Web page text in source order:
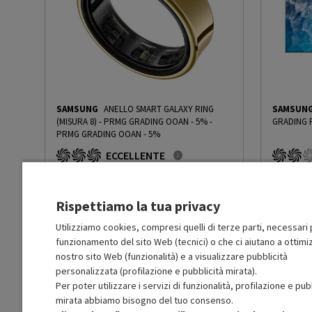
Quantità di gas presente
nell'unità esterna(Kg.)
0,7
Consumo energetico annuale
Consumo energetico annuale
riscaldamento (kWh)
770
Rumorosità in raffreddamento
max UI (dBA)
56
Capacità nominale
raffreddamento (Btu/h)
12000
SAMSUNG ANELLO SMART GALAXY RING
(MISURA 8) - PRMG GRADING OOAN - 5%-
PRMG GRADING OOAN - 5%
ECCELLENTE
N: Prodotto funzionante
Prodotto Nuovo 449.00 -5%
Ricondizionato Prezzo ridotto da
426.55a-50%
In Promozione 213.27
Aggiungi al carrello
GRADING
In
Rispettiamo la tua privacy
Utilizziamo cookies, compresi quelli di terze parti, necessari
funzionamento del sito Web (tecnici) o che ci aiutano a
nostro sito Web (funzionalità) e a visualizzare pubblicità
personalizzata (profilazione e pubblicità mirata).
Per poter utilizzare i servizi di funzionalità, profilazione e
mirata abbiamo bisogno del tuo consenso.